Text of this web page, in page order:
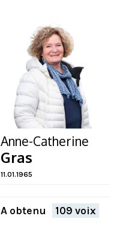
Anne-Catherine
Gras
11.01.1965
A obtenu 109 voix